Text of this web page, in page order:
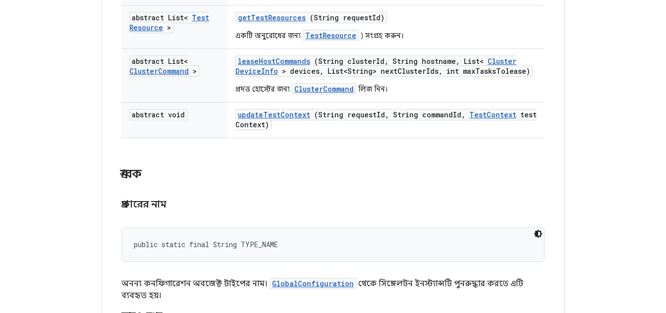
abstract List< Test
Resource >
getTestResources (String requestId)
একটি অনুরোধের জন্য TestResource ) সংগ্রহ করুন।
abstract List<
ClusterCommand >
leaseHostCommands (String clusterId , String hostname , List< Cluster
DeviceInfo > devices, List<String> nextClusterIds, int maxTasksTolease)
প্রদত্ত হোস্টের জন্য ClusterCommand লিজ নিন।
abstract void updateTestContext (String requestId , String commandId , TestContext test
Context)
ধ্রুবক
প্রকারের নাম
public static final String TYPE_NAME
অনন্য কনফিগারেশন অবজেক্ট টাইপের নাম। GlobalConfiguration থেকে সিঙ্গেলটন ইনস্ট্যান্সটি পুনরুদ্ধার করতে এটি
ব্যবহৃত হয়।